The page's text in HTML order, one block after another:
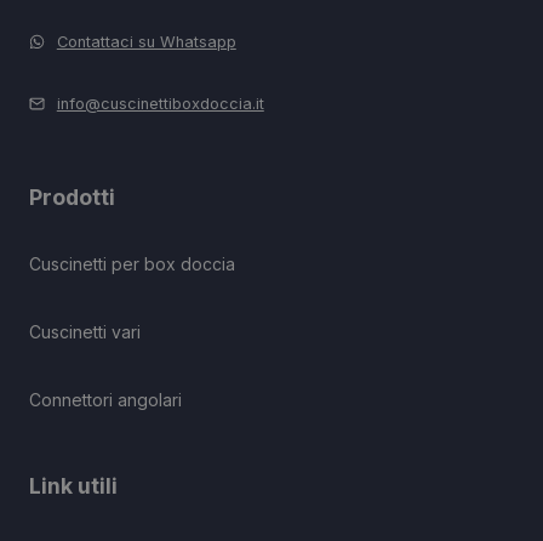
Contattaci su Whatsapp
info@cuscinettiboxdoccia.it
Prodotti
Cuscinetti per box doccia
Cuscinetti vari
Connettori angolari
Link utili